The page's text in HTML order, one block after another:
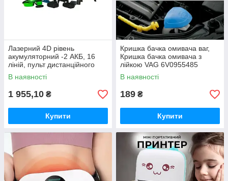
Лазерний 4D рівень
акумуляторний -2 АКБ, 16
ліній, пульт дистанційного
керування, цифровий
дисплей, штатив, повний
набір для
В наявності
1 955,10 ₴
Купити
Кришка бачка омивача ваг,
Кришка бачка омивача з
лійкою VAG 6V0955485
В наявності
189 ₴
Купити